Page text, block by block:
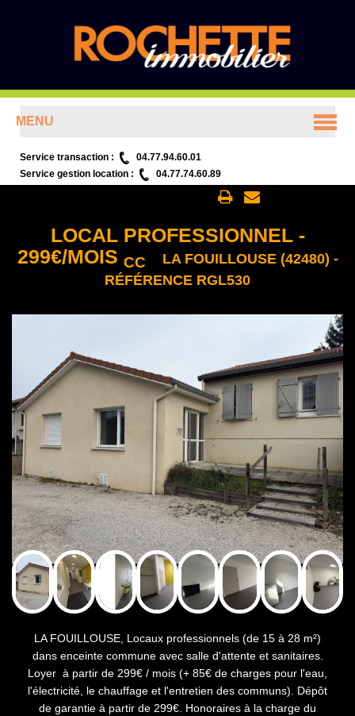
MENU
ANNONCES
Service transaction :
04.77.94.60.01
Service gestion location :
04.77.74.60.89
LOCAL PROFESSIONNEL -
299€/MOIS CC
LA FOUILLOUSE (42480) -
RÉFÉRENCE RGL530
LA FOUILLOUSE, Locaux professionnels (de 15 à 28 m²)
dans enceinte commune avec salle d'attente et sanitaires.
Loyer à partir de 299€ / mois (+ 85€ de charges pour l'eau,
l'électricité, le chauffage et l'entretien des communs). Dépôt
de garantie à partir de 299€. Honoraires à la charge du